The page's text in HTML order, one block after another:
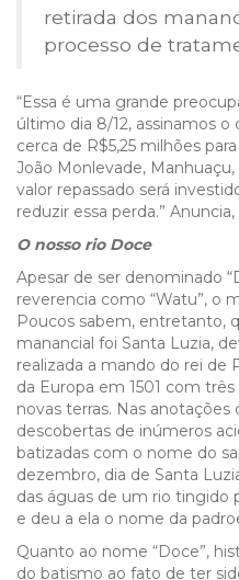
retirada dos
processo de
“Essa é uma grande
último dia 8/12, assinamos
cerca de R$5,25 milhões
João Monlevade,
valor repassado será
reduzir essa perda.”
O nosso rio Doce
Apesar de ser denominado
reverencia como “Watu”, o
Poucos sabem, entretanto,
manancial foi Santa Luzia,
realizada a mando do rei de
da Europa em 1501 com três
novas terras. Nas anotações
descobertas de inúmeros
batizadas com o nome do
dezembro, dia de Santa
das águas de um rio tingido
e deu a ela o nome da
Quanto ao nome “Doce”,
do batismo ao fato de ter